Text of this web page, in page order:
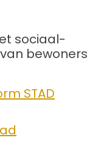
sociaal-
bewoners
STAD